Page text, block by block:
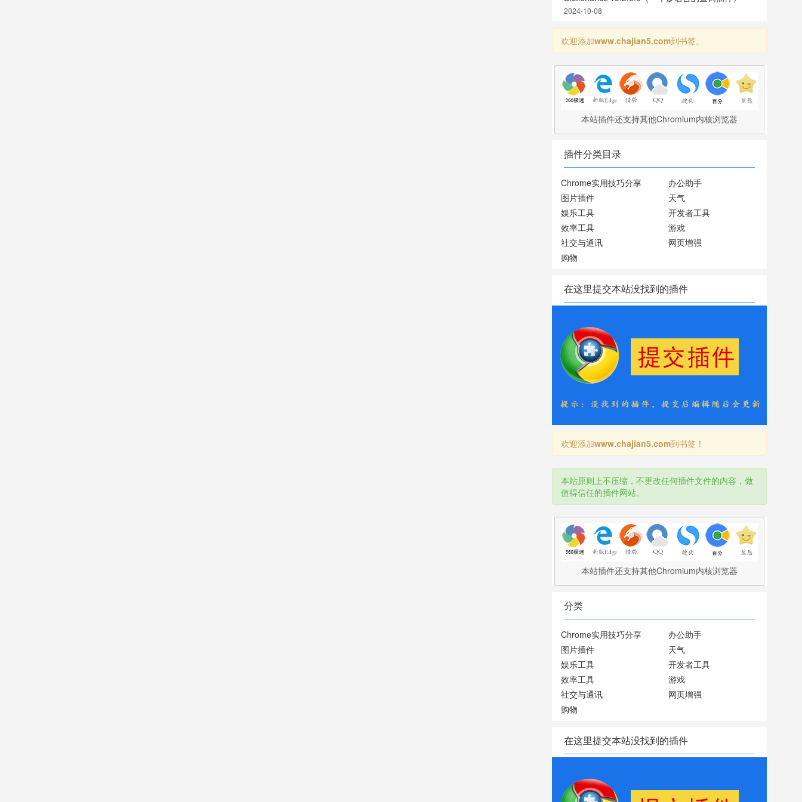
2024-10-08
欢迎添加www.chajian5.com到书签。
本站插件还支持其他Chromium内核浏览器
插件分类目录
Chrome实用技巧分享
办公助手
图片插件
天气
娱乐工具
开发者工具
效率工具
游戏
社交与通讯
网页增强
购物
在这里提交本站没找到的插件
欢迎添加www.chajian5.com到书签！
本站原则上不压缩，不更改任何插件文件的内容，做
值得信任的插件网站。
本站插件还支持其他Chromium内核浏览器
分类
Chrome实用技巧分享
办公助手
图片插件
天气
娱乐工具
开发者工具
效率工具
游戏
社交与通讯
网页增强
购物
在这里提交本站没找到的插件